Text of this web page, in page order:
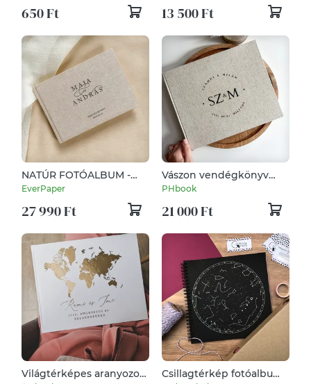
650 Ft 13 500 Ft
NATÚR FOTÓALBUM -
FRENCH
EverPaper
27 990 Ft
Vászon vendégkönyv
(cérnafűzött)
PHbook
21 000 Ft
Világtérképes aranyozott
Csillagtérkép fotóalbum